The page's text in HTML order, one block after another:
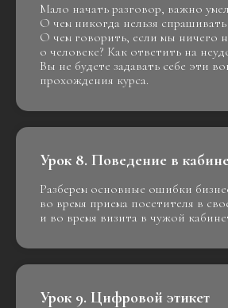
Мало начать разговор, важно
О чем никогда нельзя спрашивать
О чем говорить, если мы ничего
о человеке? Как ответить на
Вы не будете задавать себе эти
прохождения курса.
Урок 8. Поведение в
Разберем основные ошибки
во время приема посетителя в
и во время визита в чужой
Урок 9. Цифровой этикет